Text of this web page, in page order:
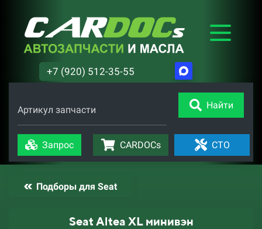
+7 (920) 512-35-55
Артикул запчасти Найти
Запрос CARDOCs СТО
Подборы для Seat
Seat Altea XL минивэн